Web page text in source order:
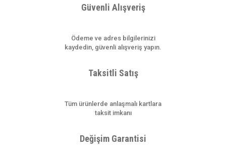
Gönder
Güvenli Alışveriş
Ödeme ve adres bilgilerinizi
kaydedin, güvenli alışveriş yapın.
Taksitli Satış
Tüm ürünlerde anlaşmalı kartlara
taksit imkanı
Değişim Garantisi